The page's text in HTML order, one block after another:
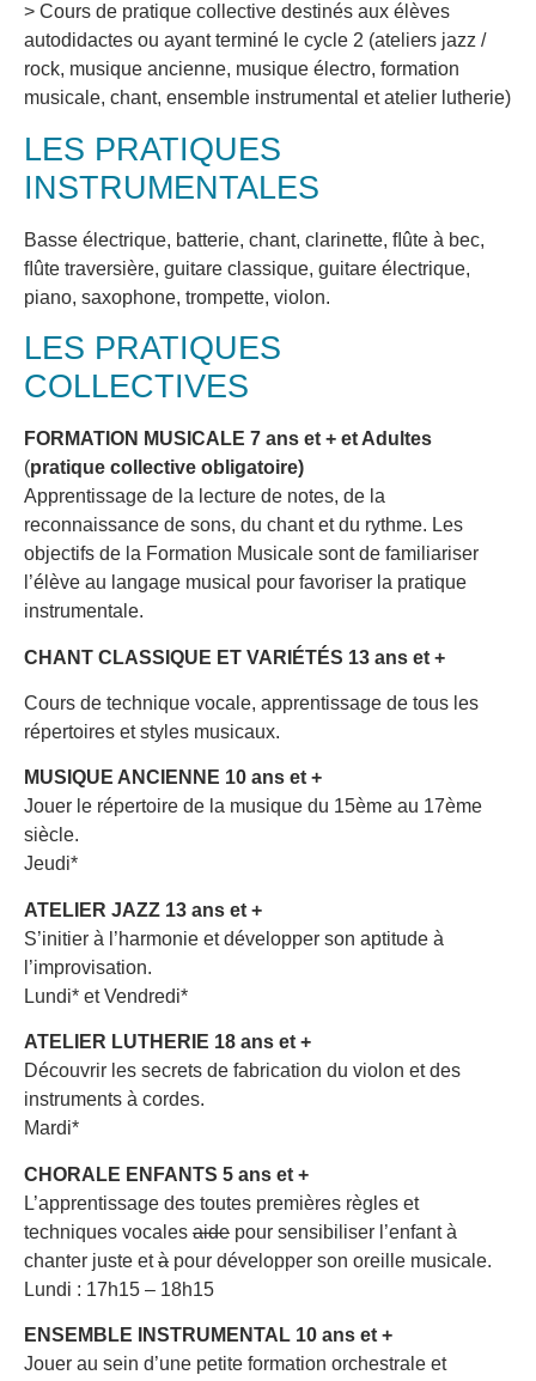
> Cours de pratique collective destinés aux élèves
autodidactes ou ayant terminé le cycle 2 (ateliers jazz /
rock, musique ancienne, musique électro, formation
musicale, chant, ensemble instrumental et atelier lutherie)
LES PRATIQUES
INSTRUMENTALES
Basse électrique, batterie, chant, clarinette, ﬂûte à bec,
ﬂûte traversière, guitare classique, guitare électrique,
piano, saxophone, trompette, violon.
LES PRATIQUES
COLLECTIVES
FORMATION MUSICALE 7 ans et + et Adultes
(pratique collective obligatoire)
Apprentissage de la lecture de notes, de la
reconnaissance de sons, du chant et du rythme. Les
objectifs de la Formation Musicale sont de familiariser
l’élève au langage musical pour favoriser la pratique
instrumentale.
CHANT CLASSIQUE ET VARIÉTÉS 13 ans et +
Cours de technique vocale, apprentissage de tous les
répertoires et styles musicaux.
MUSIQUE ANCIENNE 10 ans et +
Jouer le répertoire de la musique du 15ème au 17ème
siècle.
Jeudi*
ATELIER JAZZ 13 ans et +
S’initier à l’harmonie et développer son aptitude à
l’improvisation.
Lundi* et Vendredi*
ATELIER LUTHERIE 18 ans et +
Découvrir les secrets de fabrication du violon et des
instruments à cordes.
Mardi*
CHORALE ENFANTS 5 ans et +
L’apprentissage des toutes premières règles et
techniques vocales aide pour sensibiliser l’enfant à
chanter juste età pour développer son oreille musicale.
Lundi : 17h15 – 18h15
ENSEMBLE INSTRUMENTAL 10 ans et +
Jouer au sein d’une petite formation orchestrale et